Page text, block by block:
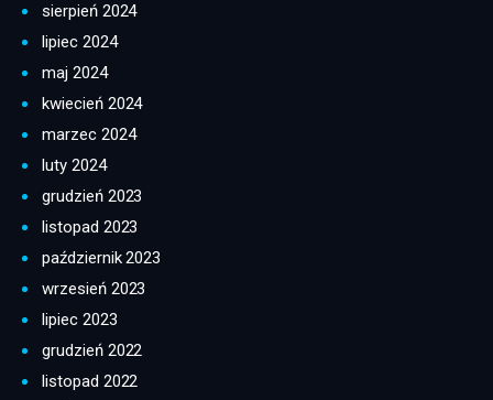
sierpień 2024
lipiec 2024
maj 2024
kwiecień 2024
marzec 2024
luty 2024
grudzień 2023
listopad 2023
październik 2023
wrzesień 2023
lipiec 2023
grudzień 2022
listopad 2022